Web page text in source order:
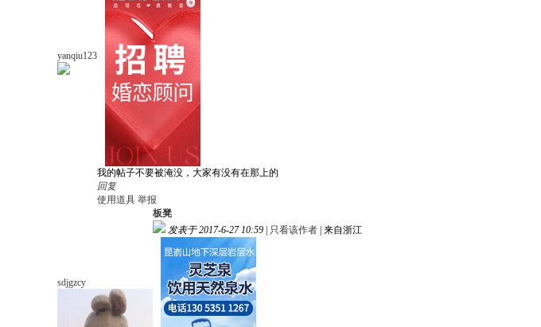
yanqiu123
我的帖子不要被淹没，大家有没有在那上的
回复
使用道具 举报
sdjgzcy
板凳
发表于 2017-6-27 10:59
只看该作者 来自浙江